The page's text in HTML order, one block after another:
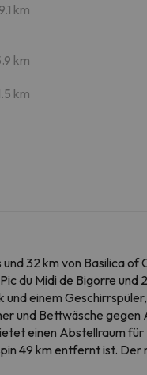
km
km
km
32 km von Basilica of
du Midi de Bigorre und
einem
und Bettwäsche gegen
einen Abstellraum
49 km entfernt ist.